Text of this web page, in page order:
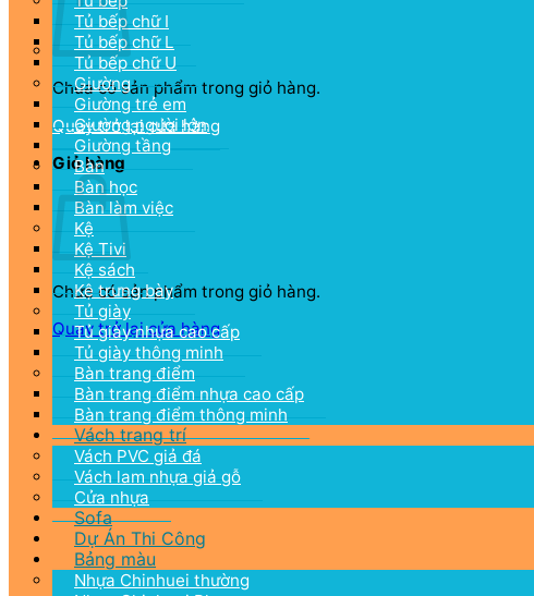
Chưa có sản phẩm trong giỏ hàng.
Quay trở lại cửa hàng
Giỏ hàng
Chưa có sản phẩm trong giỏ hàng.
Quay trở lại cửa hàng
Tủ bếp chữ I
Tủ bếp chữ L
Tủ bếp chữ U
Giường
Giường trẻ em
Giường người lớn
Giường tầng
Bàn
Bàn học
Bàn làm việc
Kệ
Kệ Tivi
Kệ sách
Kệ trưng bày
Tủ giày
Tủ giày nhựa cao cấp
Tủ giày thông minh
Bàn trang điểm
Bàn trang điểm nhựa cao cấp
Bàn trang điểm thông minh
Vách trang trí
Vách PVC giả đá
Vách lam nhựa giả gỗ
Cửa nhựa
Sofa
Dự Án Thi Công
Bảng màu
Nhựa Chinhuei thường